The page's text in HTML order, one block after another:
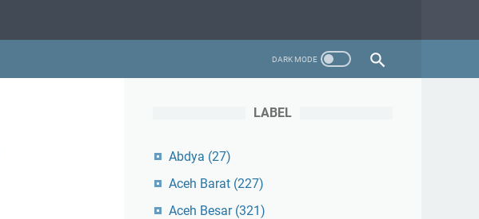
LABEL
Abdya (27)
Aceh Barat (227)
Aceh Besar (321)